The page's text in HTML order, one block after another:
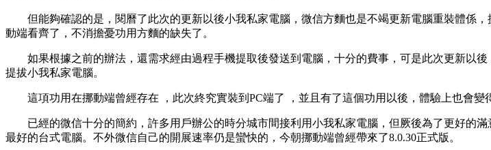
但能夠確認的是，閱曆了此次的更新以後小我私家電腦，微信方麵也是不竭更新電腦重裝體係 
動端看齊了，不消擔憂功用方麵的缺失了 。
如果根據之前的辦法 ，還需求經由過程手機提取後發送到電腦，十分的費事，可是此次更
提拔小我私家電腦 。
這項功用在挪動端曾經存在  ，此次終究實裝到PC端了 ，並且有了這個功用以後，體驗上也會變得十分
已經的微信十分的簡約，許多用戶辦公的時分城市間接利用小我私家電腦，但厥後為了更好的滿意
最好的台式電腦。不外微信自己的開展速率仍是蠻快的，今朝挪動端曾經帶來了8.0.30正式版 。